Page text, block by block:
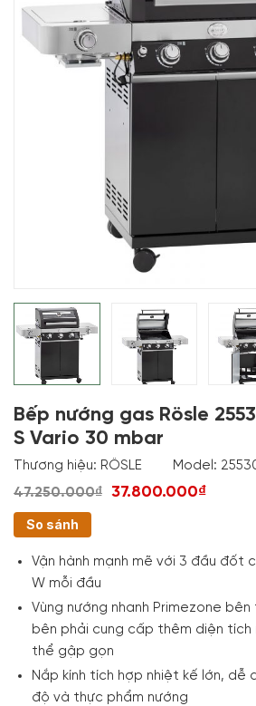
Bếp nướng gas Rösle
S Vario 30 mbar
Thương hiệu: RÖSLE Model:
47.250.000₫ 37.800.000₫
So sánh
Vận hành mạnh mẽ với 3 đầu đốt
W mỗi đầu
Vùng nướng nhanh Primezone
bên phải cung cấp thêm diện
thể gập gọn
Nắp kính tích hợp nhiệt kế lớn, dễ
độ và thực phẩm nướng